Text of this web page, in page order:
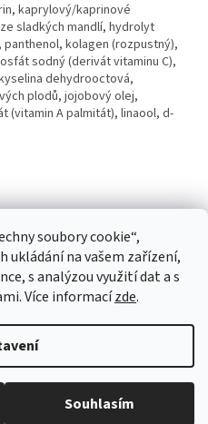
soubory cookie“,
ukládání na vašem zařízení,
s analýzou využití dat a s
Více informacízde.
Souhlasím
kaprylový/kaprinové
sladkých mandlí, hydrolyt
kolagen (rozpustný),
sodný (derivát vitaminu C),
dehydrooctová,
plodů, jojobový olej,
(vitamin A palmitát), linaool, d-
práva vyhrazena.Upravit